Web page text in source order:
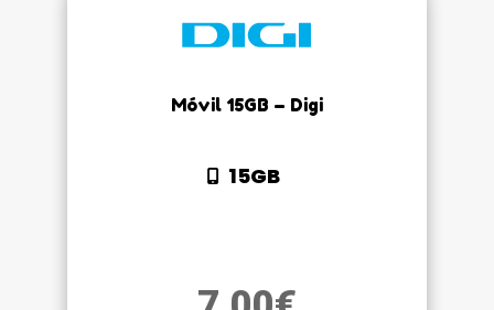
Móvil 15GB – Digi
15GB